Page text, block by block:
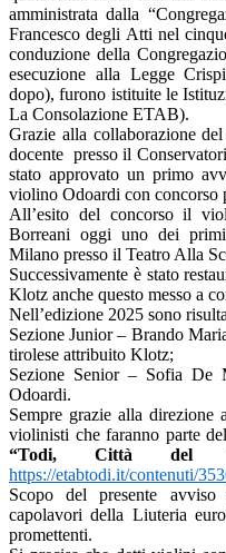
amministrata dalla
Francesco degli Atti nel
conduzione della
esecuzione alla Legge
dopo), furono istituite le
La Consolazione ETAB).
Grazie alla collaborazione del
docente presso il
stato approvato un primo
violino Odoardi con concorso
All’esito del concorso il
Borreani oggi uno dei
Milano presso il Teatro Alla
Successivamente è stato
Klotz anche questo messo a
Nell’edizione 2025 sono
Sezione Junior – Brando
tirolese attribuito Klotz;
Sezione Senior – Sofia De
Odoardi.
Sempre grazie alla
violinisti che faranno parte
“Todi, Città del
https://etabtodi.it/contenuti/
Scopo del presente
capolavori della Liuteria
promettenti.